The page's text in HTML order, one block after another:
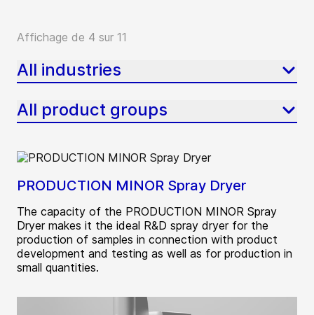
Affichage de 4 sur 11
All industries
All product groups
PRODUCTION MINOR Spray Dryer
The capacity of the PRODUCTION MINOR Spray
Dryer makes it the ideal R&D spray dryer for the
production of samples in connection with product
development and testing as well as for production in
small quantities.